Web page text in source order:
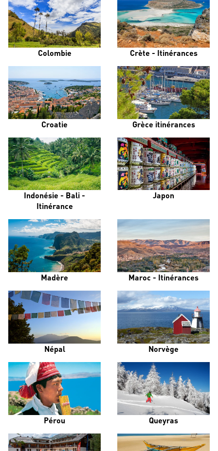
Colombie Crète - Itinérances
Croatie Grèce itinérances
Indonésie - Bali -
Itinérance
Japon
Madère Maroc - Itinérances
Népal Norvège
Pérou Queyras